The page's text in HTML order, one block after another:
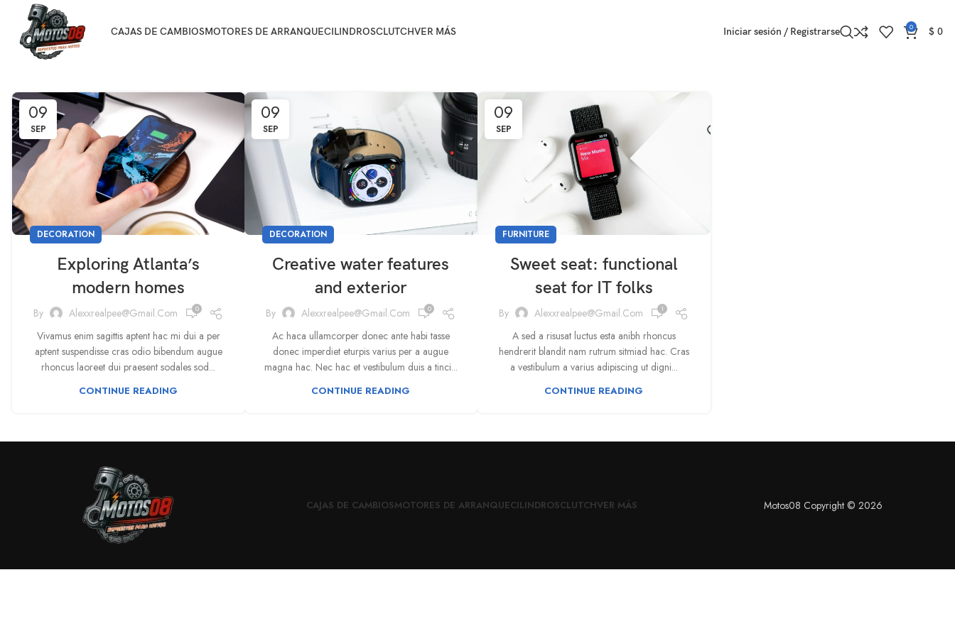
CAJAS DE CAMBIOSMOTORES DE ARRANQUECILINDROSCLUTCHVER MÁS Iniciar sesión / Registrarse 0 $ 0
09
SEP
DECORATION
Exploring Atlanta’s
modern homes
By Alexxrealpee@gmail.com 0
Vivamus enim sagittis aptent hac mi dui a per
aptent suspendisse cras odio bibendum augue
rhoncus laoreet dui praesent sodales sod...
CONTINUE READING
09
SEP
DECORATION
Creative water features
and exterior
By Alexxrealpee@gmail.com 0
Ac haca ullamcorper donec ante habi tasse
donec imperdiet eturpis varius per a augue
magna hac. Nec hac et vestibulum duis a tinci...
CONTINUE READING
09
SEP
FURNITURE
Sweet seat: functional
seat for IT folks
By Alexxrealpee@gmail.com 1
A sed a risusat luctus esta anibh rhoncus
hendrerit blandit nam rutrum sitmiad hac. Cras
a vestibulum a varius adipiscing ut digni...
CONTINUE READING
CAJAS DE CAMBIOSMOTORES DE ARRANQUECILINDROSCLUTCHVER MÁS Motos08 Copyright © 2026